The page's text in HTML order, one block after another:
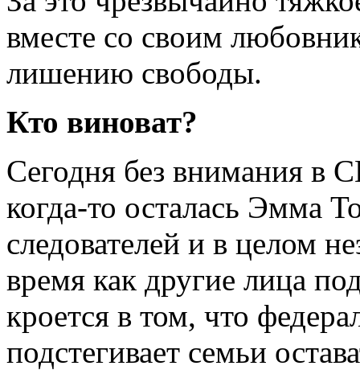
вместе со своим
лишению свободы.
Кто виноват?
Сегодня без внимания в
когда-то осталась Эмма
следователей и в целом
время как другие лица
кроется в том, что
подстегивает семьи